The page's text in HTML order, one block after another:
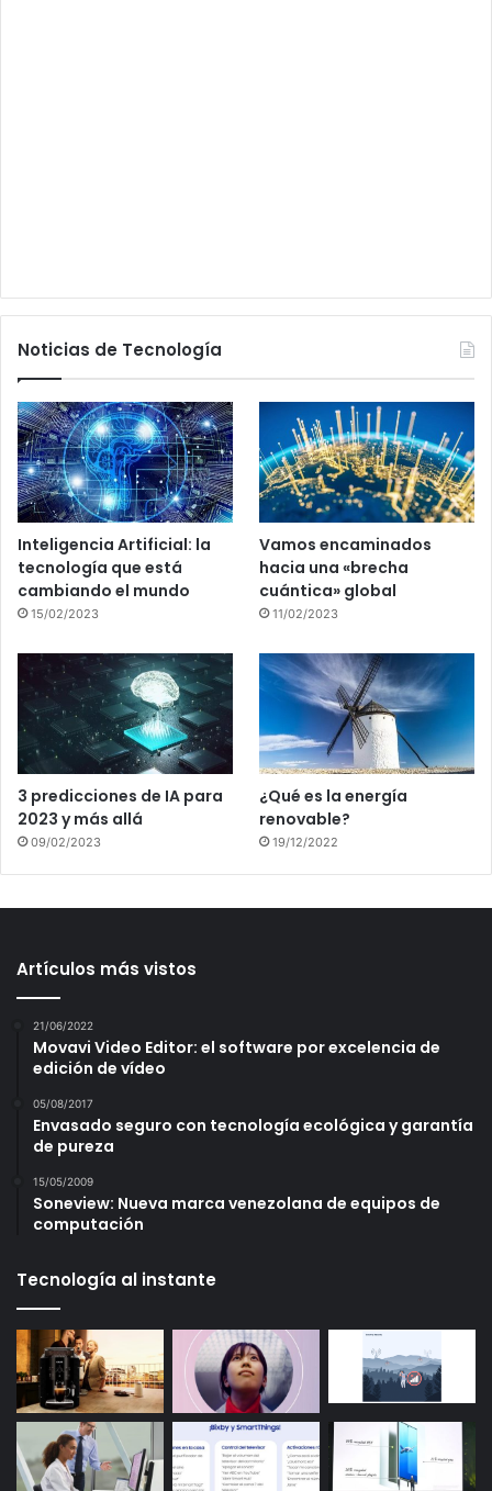
Noticias de Tecnología
Inteligencia Artificial: la
tecnología que está
cambiando el mundo
15/02/2023
Vamos encaminados
hacia una «brecha
cuántica» global
11/02/2023
3 predicciones de IA para
2023 y más allá
09/02/2023
¿Qué es la energía
renovable?
19/12/2022
Artículos más vistos
21/06/2022
Movavi Video Editor: el software por excelencia de
edición de vídeo
05/08/2017
Envasado seguro con tecnología ecológica y garantía
de pureza
15/05/2009
Soneview: Nueva marca venezolana de equipos de
computación
Tecnología al instante